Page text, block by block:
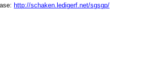
http://schaken.ledigerf.net/sgsgp/